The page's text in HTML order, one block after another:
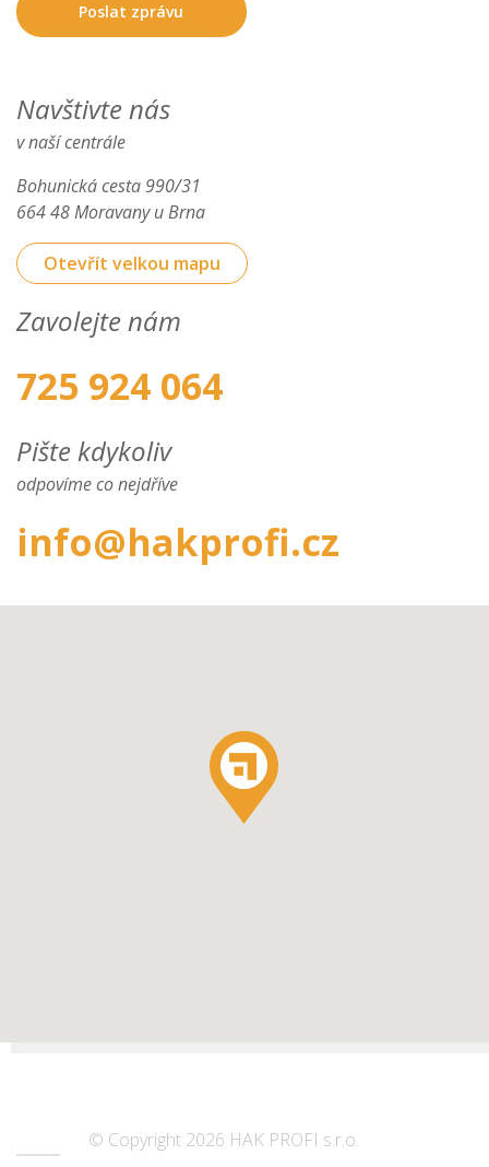
Navštivte nás
v naší centrále
Bohunická cesta 990/31
664 48 Moravany u Brna
Otevřít velkou mapu
Zavolejte nám
725 924 064
Pište kdykoliv
odpovíme co nejdříve
info@hakprofi.cz
© Copyright 2026 HAK PROFI s.r.o.